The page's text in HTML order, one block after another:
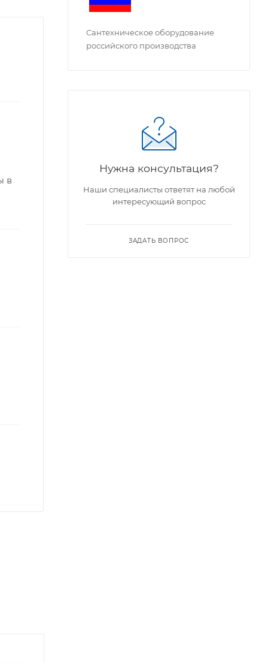
в
Сантехническое оборудование
российского производства
Нужна консультация?
Наши специалисты ответят на любой
интересующий вопрос
ЗАДАТЬ ВОПРОС